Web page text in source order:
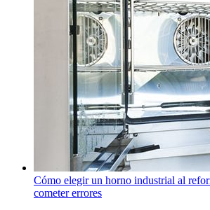
Cómo elegir un horno industrial al
cometer errores